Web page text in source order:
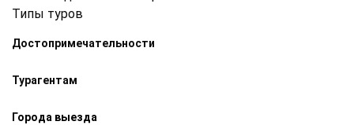
Типы туров
Достопримечательности
Турагентам
Города выезда